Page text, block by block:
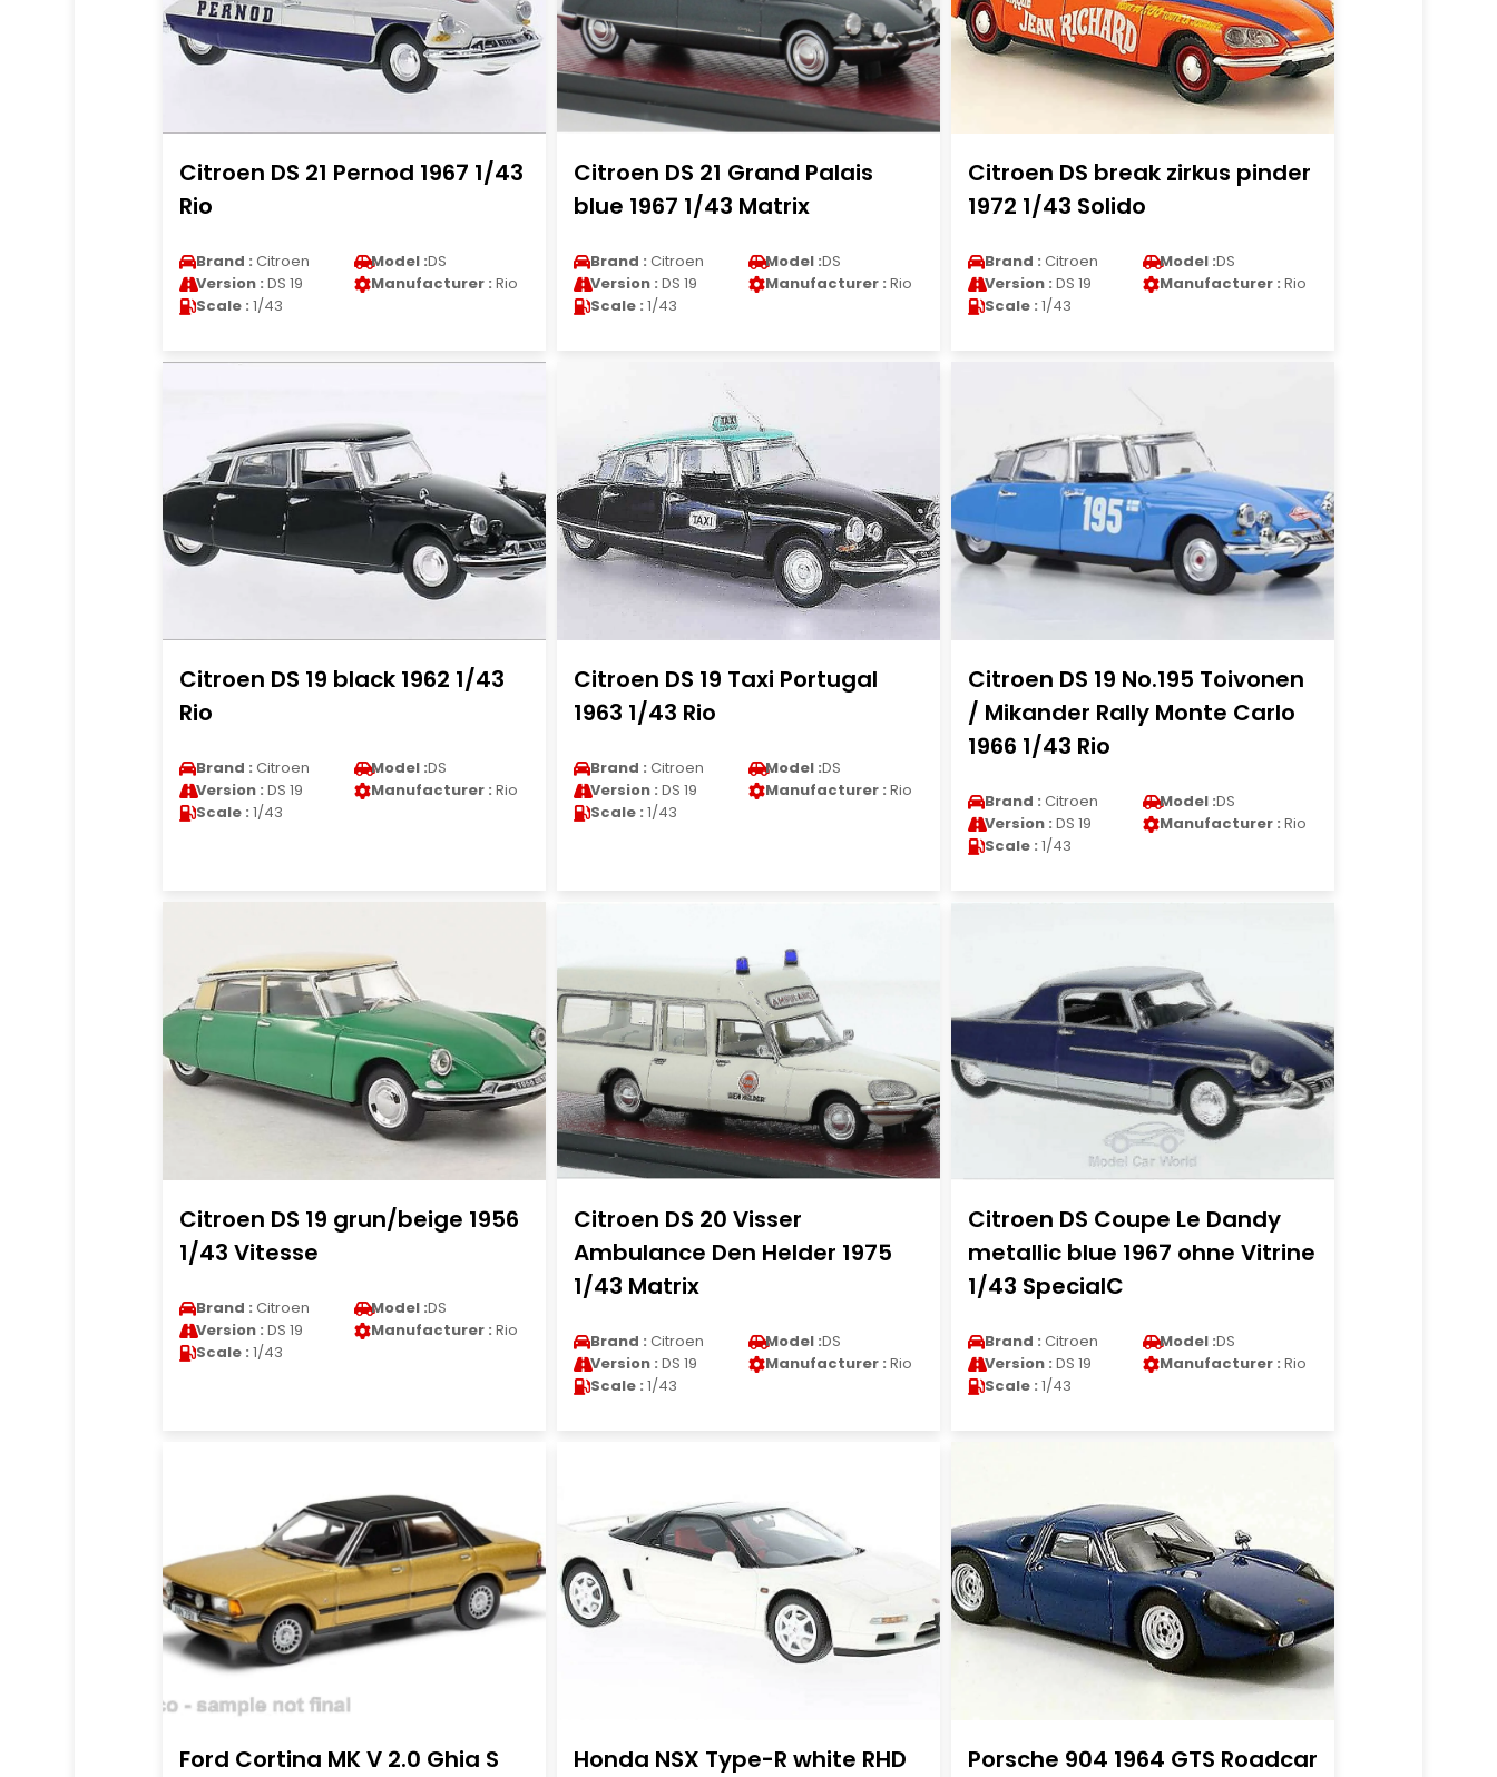
Citroen DS 21 Pernod 1967 1/43
Rio
Brand : Citroen Model :DS
Version : DS 19 Manufacturer : Rio
Scale : 1/43
Citroen DS 21 Grand Palais
blue 1967 1/43 Matrix
Brand : Citroen Model :DS
Version : DS 19 Manufacturer : Rio
Scale : 1/43
Citroen DS break zirkus pinder
1972 1/43 Solido
Brand : Citroen Model :DS
Version : DS 19 Manufacturer : Rio
Scale : 1/43
Citroen DS 19 black 1962 1/43
Rio
Brand : Citroen Model :DS
Version : DS 19 Manufacturer : Rio
Scale : 1/43
Citroen DS 19 Taxi Portugal
1963 1/43 Rio
Brand : Citroen Model :DS
Version : DS 19 Manufacturer : Rio
Scale : 1/43
Citroen DS 19 No.195 Toivonen
/ Mikander Rally Monte Carlo
1966 1/43 Rio
Brand : Citroen Model :DS
Version : DS 19 Manufacturer : Rio
Scale : 1/43
Citroen DS 19 grun/beige 1956
1/43 Vitesse
Brand : Citroen Model :DS
Version : DS 19 Manufacturer : Rio
Scale : 1/43
Citroen DS 20 Visser
Ambulance Den Helder 1975
1/43 Matrix
Brand : Citroen Model :DS
Version : DS 19 Manufacturer : Rio
Scale : 1/43
Citroen DS Coupe Le Dandy
metallic blue 1967 ohne Vitrine
1/43 SpecialC
Brand : Citroen Model :DS
Version : DS 19 Manufacturer : Rio
Scale : 1/43
Ford Cortina MK V 2.0 Ghia S Honda NSX Type-R white RHD Porsche 904 1964 GTS Roadcar